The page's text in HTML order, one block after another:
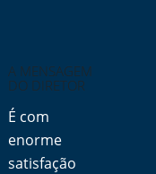
A MENSAGEM
DO DIRETOR
É com
enorme
satisfação